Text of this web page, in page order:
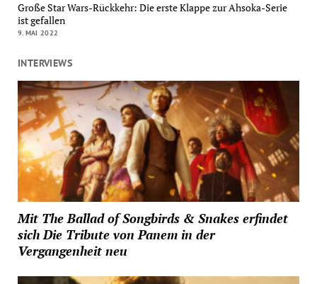
Große Star Wars-Rückkehr: Die erste Klappe zur Ahsoka-Serie
ist gefallen
9. MAI 2022
INTERVIEWS
Mit The Ballad of Songbirds & Snakes erfindet
sich Die Tribute von Panem in der
Vergangenheit neu